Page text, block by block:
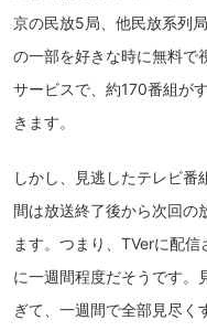
京の民放5局、他民放系列
の一部を好きな時に無料で
サービスで、約170番組が
きます。
しかし、見逃したテレビ番
間は放送終了後から次回の
ます。つまり、TVerに配
に一週間程度だそうです。
ぎて、一週間で全部見尽く